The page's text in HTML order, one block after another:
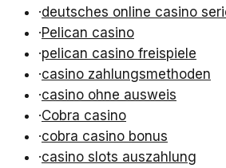
·deutsches online casino
·Pelican casino
·pelican casino freispiele
·casino zahlungsmethoden
·casino ohne ausweis
·Cobra casino
·cobra casino bonus
·casino slots auszahlung